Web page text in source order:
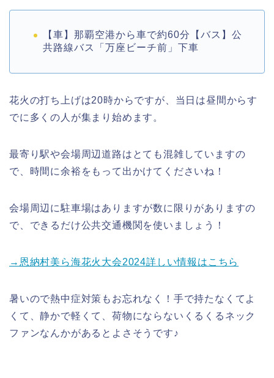
【車】那覇空港から車で約60分【バス】公
共路線バス「万座ビーチ前」下車
花火の打ち上げは20時からですが、当日は昼間からす
でに多くの人が集まり始めます。
最寄り駅や会場周辺道路はとても混雑していますの
で、時間に余裕をもって出かけてくださいね！
会場周辺に駐車場はありますが数に限りがありますの
で、できるだけ公共交通機関を使いましょう！
→恩納村美ら海花火大会2024詳しい情報はこちら
暑いので熱中症対策もお忘れなく！手で持たなくてよ
くて、静かで軽くて、荷物にならないくるくるネック
ファンなんかがあるとよさそうです♪